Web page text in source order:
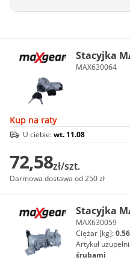
Stacyjka
MAX630064
Kup na raty
U ciebie:wt. 11.08
72,58zł/szt.
Darmowa dostawa od 250 zł
Stacyjka
MAX630059
Ciężar [kg]:0.56
Artykuł
śrubami